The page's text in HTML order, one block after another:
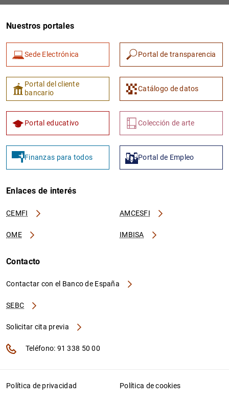
Nuestros portales
Sede Electrónica Portal de transparencia
Portal del cliente
bancario
Catálogo de datos
Portal educativo Colección de arte
Finanzas para todos Portal de Empleo
Enlaces de interés
CEMFI AMCESFI
OME IMBISA
Contacto
Contactar con el Banco de España
SEBC
Solicitar cita previa
Teléfono: 91 338 50 00
Política de privacidad Política de cookies